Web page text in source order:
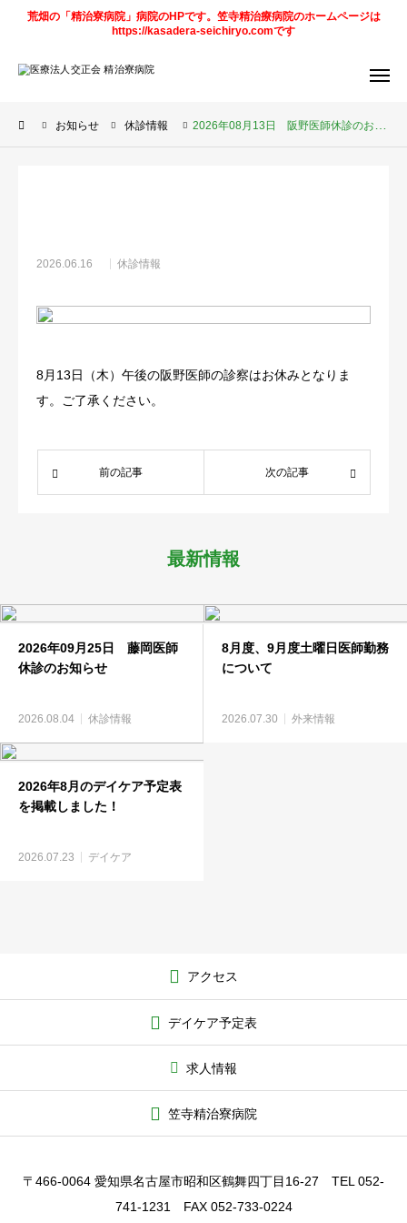
荒畑の「精治寮病院」病院のHPです。笠寺精治療病院のホームページは
https://kasadera-seichiryo.comです
お知らせ 休診情報 2026年08月13日 阪野医師休診のお知らせ
2026.06.16 休診情報
8月13日（木）午後の阪野医師の診察はお休みとなりま
す。ご了承ください。
前の記事 次の記事
最新情報
2026年09月25日 藤岡医師
休診のお知らせ
2026.08.04 休診情報
8月度、9月度土曜日医師勤務
について
2026.07.30 外来情報
2026年8月のデイケア予定表
を掲載しました！
2026.07.23 デイケア
アクセス
デイケア予定表
求人情報
笠寺精治寮病院
〒466-0064 愛知県名古屋市昭和区鶴舞四丁目16-27 TEL 052-
741-1231 FAX 052-733-0224
アクセス デイケア予定表
ご案内
お知らせ
診療科目